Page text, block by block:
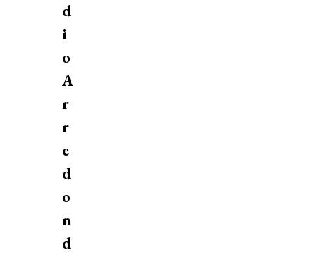
d
i
o
A
r
r
e
d
o
n
d